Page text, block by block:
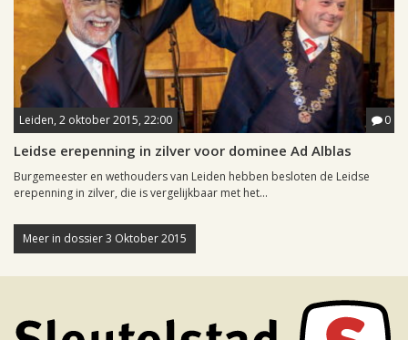
Leiden, 2 oktober 2015, 22:00 0
Leidse erepenning in zilver voor dominee Ad Alblas
Burgemeester en wethouders van Leiden hebben besloten de Leidse
erepenning in zilver, die is vergelijkbaar met het...
Meer in dossier 3 Oktober 2015